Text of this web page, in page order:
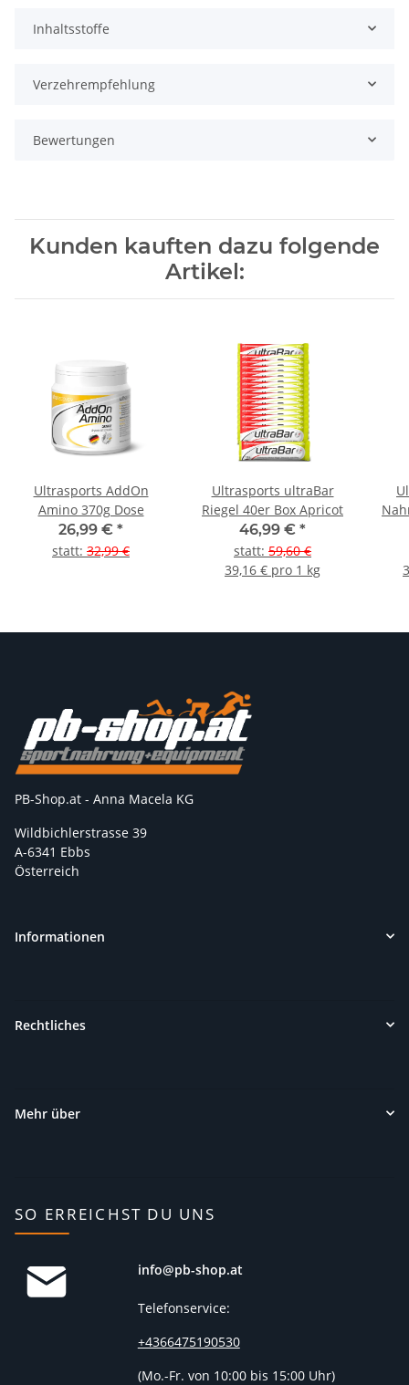
Inhaltsstoffe
Verzehrempfehlung
Bewertungen
Kunden kauften dazu folgende
Artikel:
Ultrasports AddOn
Amino 370g Dose
26,99 € *
statt: 32,99 €
Ultrasports ultraBar
Riegel 40er Box Apricot
46,99 € *
statt: 59,60 €
39,16 € pro 1 kg
PB-Shop.at - Anna Macela KG
Wildbichlerstrasse 39
A-6341 Ebbs
Österreich
Informationen
Rechtliches
Mehr über
SO ERREICHST DU UNS
info@pb-shop.at
Telefonservice:
+4366475190530
(Mo.-Fr. von 10:00 bis 15:00 Uhr)